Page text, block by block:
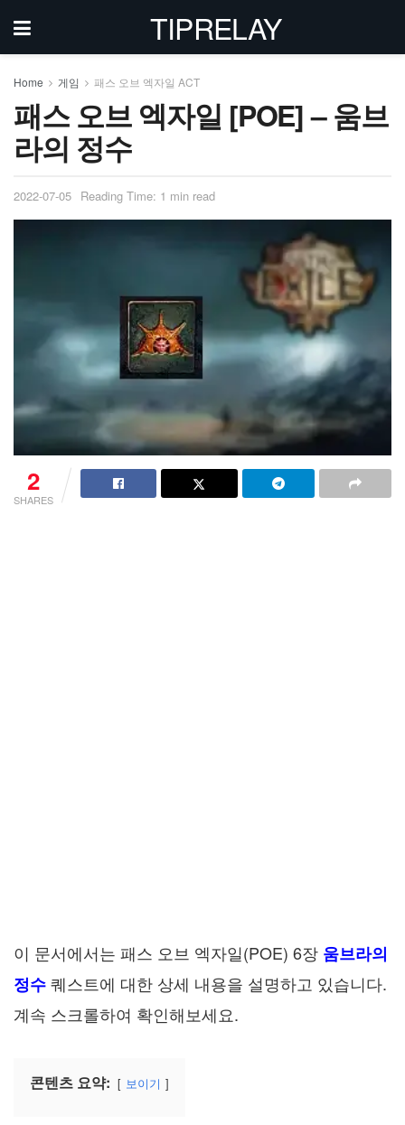
TIPRELAY
Home 게임 패스 오브 엑자일 ACT
패스 오브 엑자일 [POE] – 움브
라의 정수
2022-07-05 Reading Time: 1 min read
2
SHARES
이 문서에서는 패스 오브 엑자일(POE) 6장 움브라의
정수퀘스트에 대한 상세 내용을 설명하고 있습니다.
계속 스크롤하여 확인해보세요.
콘텐츠 요약: 보이기